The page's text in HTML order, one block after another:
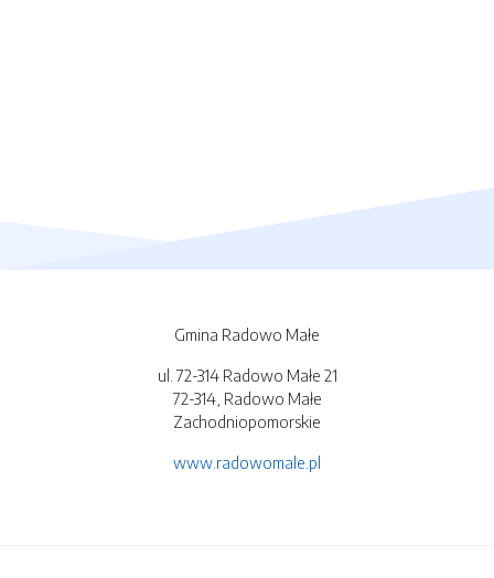
Gmina Radowo Małe
ul. 72-314 Radowo Małe 21
72-314, Radowo Małe
Zachodniopomorskie
www.radowomale.pl